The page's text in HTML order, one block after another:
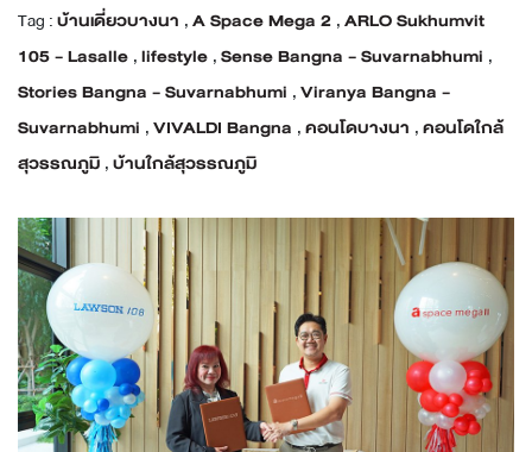
Tag :บ้านเดี่ยวบางนา ,A Space Mega 2 ,ARLO Sukhumvit
105 - Lasalle ,lifestyle ,Sense Bangna - Suvarnabhumi ,
Stories Bangna - Suvarnabhumi ,Viranya Bangna -
Suvarnabhumi ,VIVALDI Bangna ,คอนโดบางนา ,คอนโดใกล้
สุวรรณภูมิ ,บ้านใกล้สุวรรณภูมิ